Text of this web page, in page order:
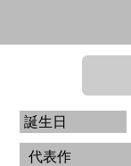
誕生日
代表作